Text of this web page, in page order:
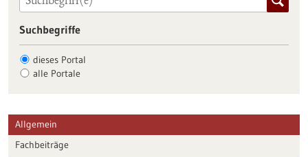
Suchbegriffe
dieses Portal
alle Portale
Allgemein
Fachbeiträge